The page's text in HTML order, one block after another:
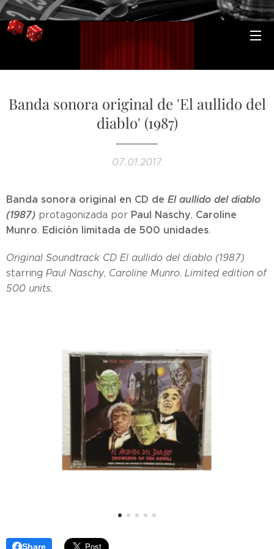
Banda sonora original de 'El aullido del
diablo' (1987)
07.01.2017
Banda sonora original en CD de El aullido del diablo
(1987) protagonizada por Paul Naschy, Caroline
Munro. Edición limitada de 500 unidades.
Original Soundtrack CD El aullido del diablo (1987)
starring Paul Naschy, Caroline Munro. Limited edition of
500 units.
Share